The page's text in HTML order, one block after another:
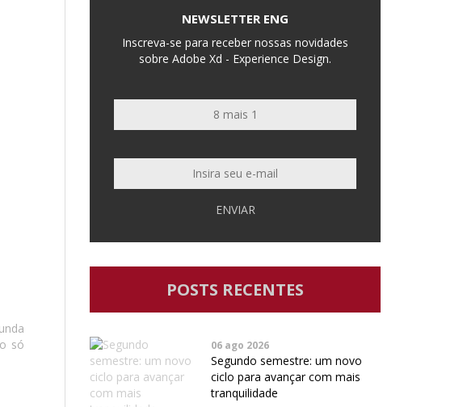
só
NEWSLETTER ENG
Inscreva-se para receber nossas novidades
sobre Adobe Xd - Experience Design.
ENVIAR
POSTS RECENTES
06 ago 2026
Segundo semestre: um novo
ciclo para avançar com mais
tranquilidade